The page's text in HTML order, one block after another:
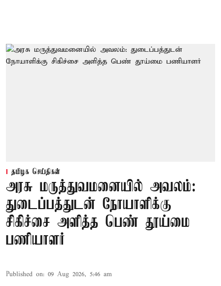
தமிழக செய்திகள்
அரசு மருத்துவமனையில் அவலம்:
துடைப்பத்துடன் நோயாளிக்கு
சிகிச்சை அளித்த பெண் தூய்மை
பணியாளர்
Published on: 09 Aug 2026, 5:46 am